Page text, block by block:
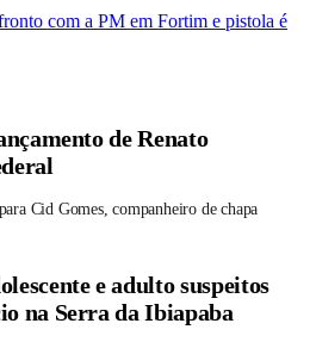
com a PM em Fortim e pistola é
de Renato
Cid Gomes, companheiro de chapa
e adulto suspeitos
na Serra da Ibiapaba